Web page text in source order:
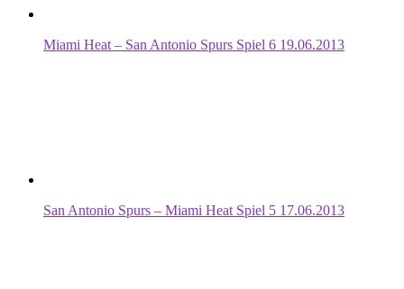
Miami Heat – San Antonio Spurs Spiel 6 19.06.2013
San Antonio Spurs – Miami Heat Spiel 5 17.06.2013